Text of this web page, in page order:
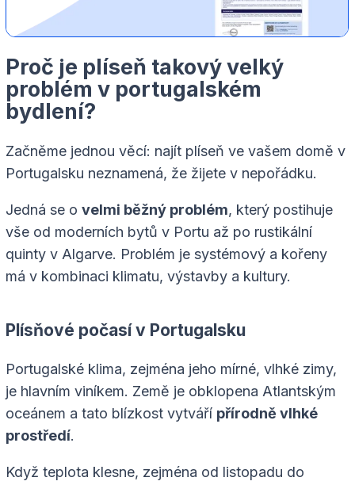
Proč je plíseň takový velký
problém v portugalském
bydlení?
Začněme jednou věcí: najít plíseň ve vašem domě v
Portugalsku neznamená, že žijete v nepořádku.
Jedná se o velmi běžný problém, který postihuje
vše od moderních bytů v Portu až po rustikální
quinty v Algarve. Problém je systémový a kořeny
má v kombinaci klimatu, výstavby a kultury.
Plísňové počasí v Portugalsku
Portugalské klima, zejména jeho mírné, vlhké zimy,
je hlavním viníkem. Země je obklopena Atlantským
oceánem a tato blízkost vytváří přírodně vlhké
prostředí.
Když teplota klesne, zejména od listopadu do